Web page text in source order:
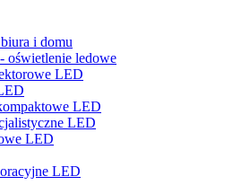
i domu
oświetlenie ledowe
LED
LED
LED
LED
LED